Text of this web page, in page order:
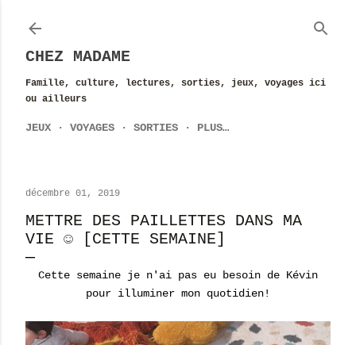
CHEZ MADAME
Famille, culture, lectures, sorties, jeux, voyages ici
ou ailleurs
JEUX VOYAGES SORTIES PLUS…
décembre 01, 2019
METTRE DES PAILLETTES DANS MA
VIE ☺ [CETTE SEMAINE]
Cette semaine je n'ai pas eu besoin de Kévin
pour illuminer mon quotidien!